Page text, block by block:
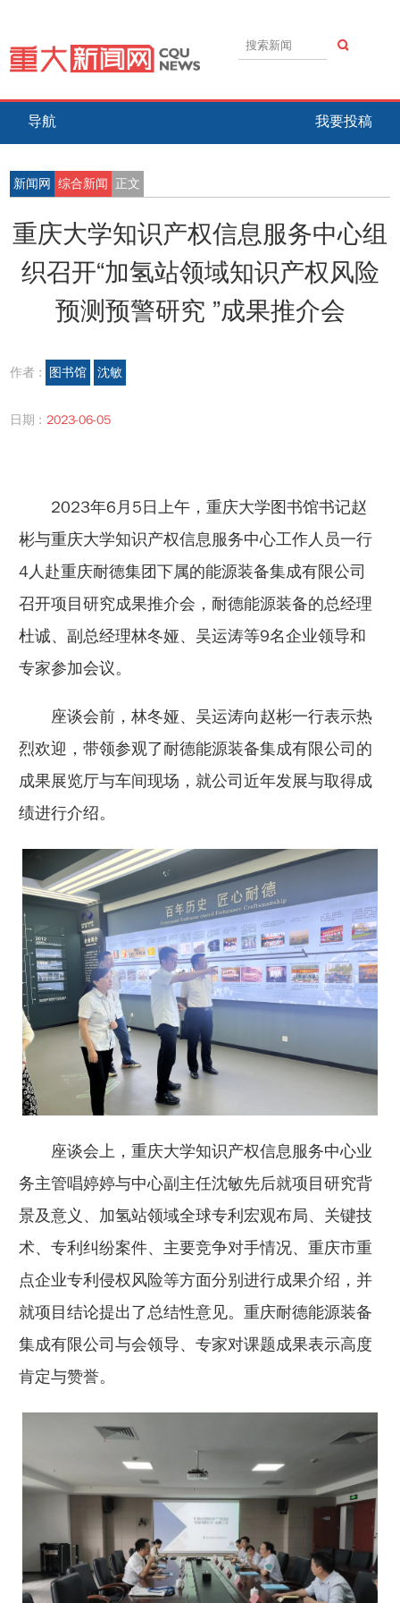
导航 我要投稿
新闻网 综合新闻 正文
重庆大学知识产权信息服务中心组
织召开“加氢站领域知识产权风险
预测预警研究 ”成果推介会
作者 : 图书馆 沈敏
日期 : 2023-06-05
2023年6月5日上午，重庆大学图书馆书记赵
彬与重庆大学知识产权信息服务中心工作人员一行
4人赴重庆耐德集团下属的能源装备集成有限公司
召开项目研究成果推介会，耐德能源装备的总经理
杜诚、副总经理林冬娅、吴运涛等9名企业领导和
专家参加会议。
座谈会前，林冬娅、吴运涛向赵彬一行表示热
烈欢迎，带领参观了耐德能源装备集成有限公司的
成果展览厅与车间现场，就公司近年发展与取得成
绩进行介绍。
座谈会上，重庆大学知识产权信息服务中心业
务主管唱婷婷与中心副主任沈敏先后就项目研究背
景及意义、加氢站领域全球专利宏观布局、关键技
术、专利纠纷案件、主要竞争对手情况、重庆市重
点企业专利侵权风险等方面分别进行成果介绍，并
就项目结论提出了总结性意见。重庆耐德能源装备
集成有限公司与会领导、专家对课题成果表示高度
肯定与赞誉。